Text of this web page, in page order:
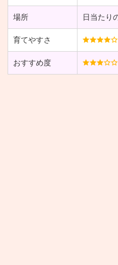
場所 日当たり
育てやすさ
おすすめ度